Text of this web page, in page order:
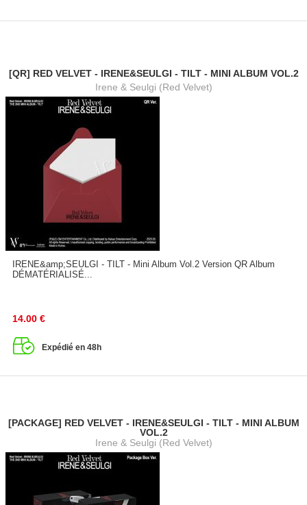
[QR] RED VELVET - IRENE&SEULGI - TILT - MINI ALBUM VOL.2
Irene & Seulgi (Red Velvet)
IRENE&amp;SEULGI - TILT - Mini Album Vol.2 Version QR Album
DÉMATÉRIALISÉ...
14.00 €
Expédié en 48h
[PACKAGE] RED VELVET - IRENE&SEULGI - TILT - MINI ALBUM
VOL.2
Irene & Seulgi (Red Velvet)